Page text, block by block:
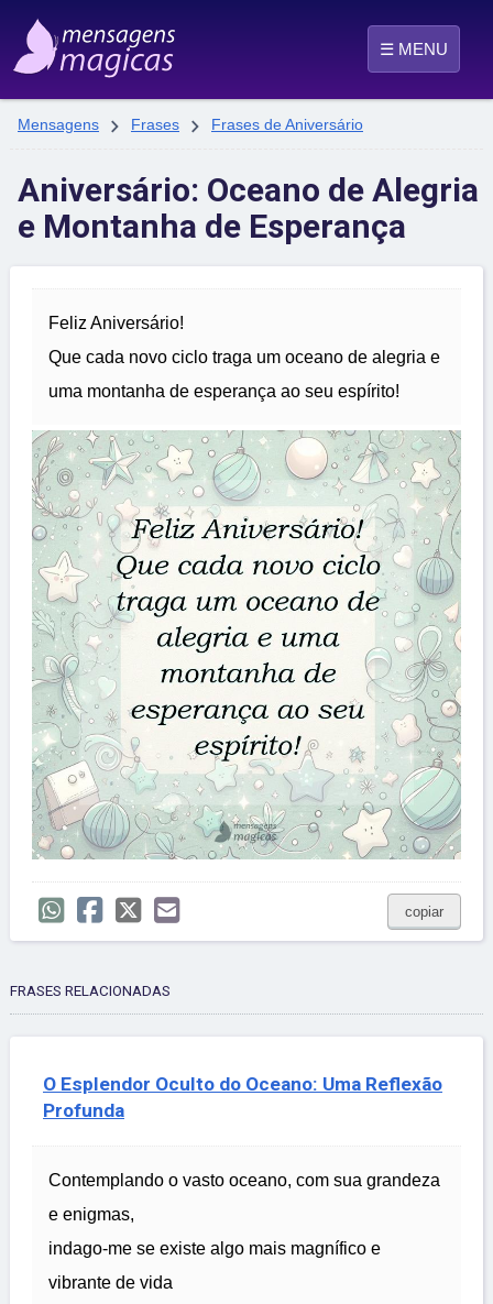
☰ MENU
Mensagens  Frases  Frases de Aniversário
Aniversário: Oceano de Alegria
e Montanha de Esperança
Feliz Aniversário!
Que cada novo ciclo traga um oceano de alegria e
uma montanha de esperança ao seu espírito!
copiar
FRASES RELACIONADAS
O Esplendor Oculto do Oceano: Uma Reflexão
Profunda
Contemplando o vasto oceano, com sua grandeza
e enigmas,
indago-me se existe algo mais magnífico e
vibrante de vida